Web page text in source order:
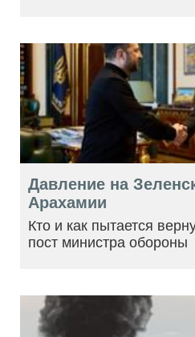
Давление на
Арахамии
Кто и как пытается
пост министра обороны